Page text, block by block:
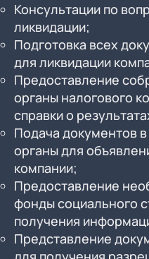
Консультации по
ликвидации;
Подготовка всех
для ликвидации
Предоставление
органы налогового
справки о
Подача документов
органы для
компании;
Предоставление
фонды социального
получения
Представление